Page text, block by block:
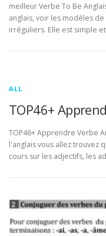
meilleur Verbe To Be
anglais, voir les modèles
irréguliers. Elle est simple
ALL
TOP46+
TOP46+ Apprendre Verbe
l'anglais vous allez trouvez
cours sur les adjectifs, les